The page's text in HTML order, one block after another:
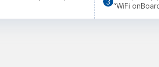
“WiFi